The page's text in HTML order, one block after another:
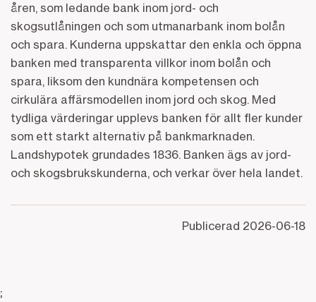
åren, som ledande bank inom jord- och
skogsutlåningen och som utmanarbank inom bolån
och spara. Kunderna uppskattar den enkla och öppna
banken med transparenta villkor inom bolån och
spara, liksom den kundnära kompetensen och
cirkulära affärsmodellen inom jord och skog. Med
tydliga värderingar upplevs banken för allt fler kunder
som ett starkt alternativ på bankmarknaden.
Landshypotek grundades 1836. Banken ägs av jord-
och skogsbrukskunderna, och verkar över hela landet.
Publicerad 2026-06-18
;